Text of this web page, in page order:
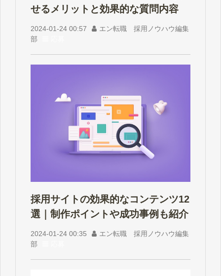
せるメリットと効果的な質問内容
2024-01-24 00:57
エン転職 採用ノウハウ編集
部
採用サイトの効果的なコンテンツ12
選｜制作ポイントや成功事例も紹介
2024-01-24 00:35
エン転職 採用ノウハウ編集
部